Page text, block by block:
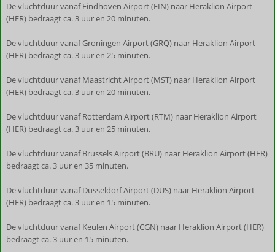
De vluchtduur vanaf Eindhoven Airport (EIN) naar Heraklion Airport
(HER) bedraagt ca. 3 uur en 20 minuten.
De vluchtduur vanaf Groningen Airport (GRQ) naar Heraklion Airport
(HER) bedraagt ca. 3 uur en 25 minuten.
De vluchtduur vanaf Maastricht Airport (MST) naar Heraklion Airport
(HER) bedraagt ca. 3 uur en 20 minuten.
De vluchtduur vanaf Rotterdam Airport (RTM) naar Heraklion Airport
(HER) bedraagt ca. 3 uur en 25 minuten.
De vluchtduur vanaf Brussels Airport (BRU) naar Heraklion Airport (HER)
bedraagt ca. 3 uur en 35 minuten.
De vluchtduur vanaf Düsseldorf Airport (DUS) naar Heraklion Airport
(HER) bedraagt ca. 3 uur en 15 minuten.
De vluchtduur vanaf Keulen Airport (CGN) naar Heraklion Airport (HER)
bedraagt ca. 3 uur en 15 minuten.